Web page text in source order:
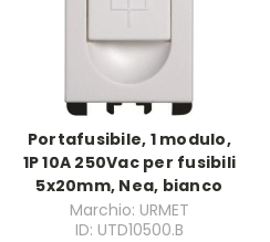
Portafusibile, 1 modulo,
1P 10A 250Vac per fusibili
5x20mm, Nea, bianco
Marchio: URMET
ID: UTD10500.B